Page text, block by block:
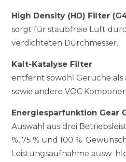
High Density (HD) Filter
sorgt für staubfreie Luft
verdichteten Durchmesser.
Kalt-Katalyse Filter
entfernt sowohl Gerüche als
sowie andere VOC
Energiesparfunktion Gear
Auswahl aus drei
%, 75 % und 100 %.
Leistungsaufnahme ausw